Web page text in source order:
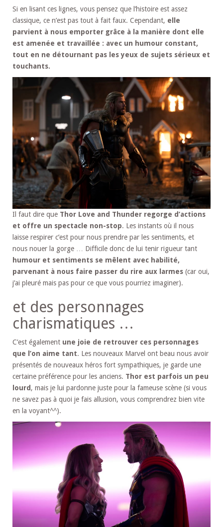
Si en lisant ces lignes, vous pensez que l’histoire est assez
classique, ce n’est pas tout à fait faux. Cependant, elle
parvient à nous emporter grâce à la manière dont elle
est amenée et travaillée : avec un humour constant,
tout en ne détournant pas les yeux de sujets sérieux et
touchants.
Il faut dire que Thor Love and Thunder regorge d’actions
et offre un spectacle non-stop. Les instants où il nous
laisse respirer c’est pour nous prendre par les sentiments, et
nous nouer la gorge … Difficile donc de lui tenir rigueur tant
humour et sentiments se mêlent avec habilité,
parvenant à nous faire passer du rire aux larmes (car oui,
j’ai pleuré mais pas pour ce que vous pourriez imaginer).
et des personnages
charismatiques …
C’est également une joie de retrouver ces personnages
que l’on aime tant. Les nouveaux Marvel ont beau nous avoir
présentés de nouveaux héros fort sympathiques, je garde une
certaine préférence pour les anciens. Thor est parfois un peu
lourd, mais je lui pardonne juste pour la fameuse scène (si vous
ne savez pas à quoi je fais allusion, vous comprendrez bien vite
en la voyant^^).